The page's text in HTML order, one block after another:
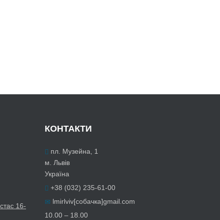
16-
КОНТАКТИ
пл. Музейна, 1
м. Львів
Україна
+38 (032) 235-61-00
lmirlviv[собачка]gmail.com
10.00 – 18.00